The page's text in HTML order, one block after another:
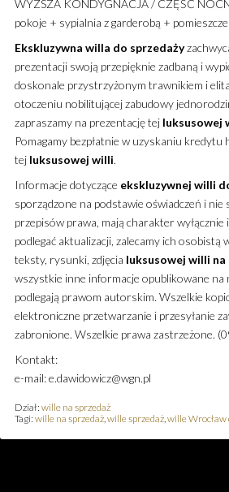
WYŻSZA KONDYGNACJA / CZĘŚĆ
pokoje + sypialnia z garderobą +
Ekskluzywna willa do sprzedaży
prezentacji swoją przepięknie zadbaną i
doskonale przystrzyżonym trawnikiem i
otoczeniu nobilitującej zabudowy
zapraszamy na prezentację tej luksusowej
Pomagamy bezpłatnie w uzyskaniu kredytu
tej luksusowej willi.
Informacje dotyczące ekskluzywnej willi
sporządzone na podstawie oświadczeń i
przepisów prawa, mają charakter
podlegać aktualizacji, zalecamy ich osobistą
teksty, rysunki, zdjęcia luksusowej willi na
wszystkie inne informacje opublikowane
podlegają prawom autorskim. Wszelkie
elektroniczne przetwarzanie i przesyłanie
zabronione. Wszelkie prawa zastrzeżone.
Kontakt:
e-mail: e.dawidowicz@wgn.pl
Dział: wille na sprzedaż
Tagi: wille na sprzedaż, wille sprzedaż, wille Wrocław